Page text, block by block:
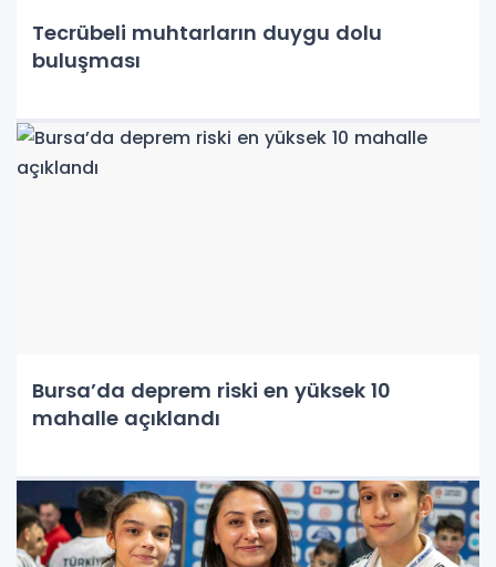
Tecrübeli muhtarların duygu dolu
buluşması
Bursa’da deprem riski en yüksek 10
mahalle açıklandı